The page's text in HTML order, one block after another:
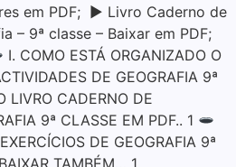
em PDF; ▶ Livro Caderno de
– 9ª classe – Baixar em PDF;
I. COMO ESTÁ ORGANIZADO O
DE GEOGRAFIA 9ª
LIVRO CADERNO DE
9ª CLASSE EM PDF.. 1
DE GEOGRAFIA 9ª
BAIXAR TAMBÉM… 1